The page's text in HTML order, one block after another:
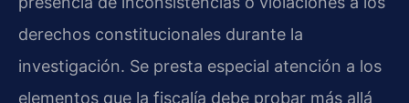
derechos constitucionales durante la
investigación. Se presta especial atención a los
elementos que la fiscalía debe probar más allá